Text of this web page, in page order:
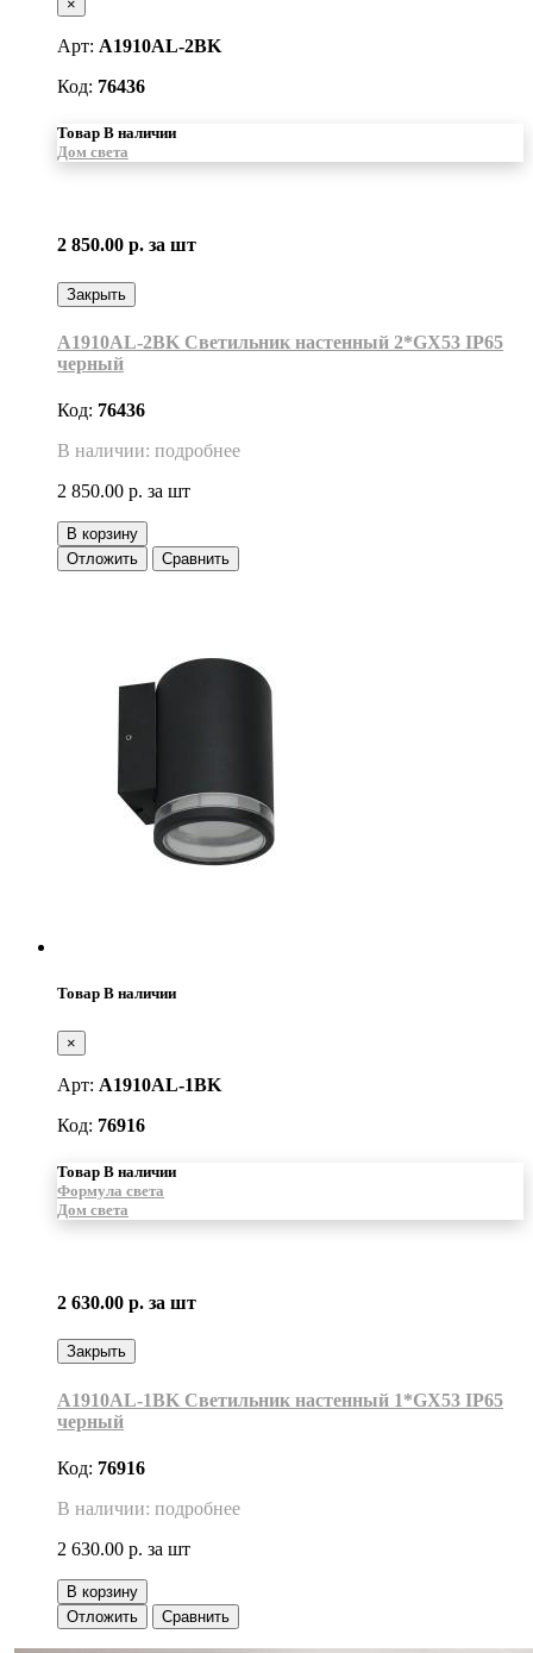
×
Арт: A1910AL-2BK
Код: 76436
Товар В наличии
Дом света
2 850.00 р. за шт
Закрыть
A1910AL-2BK Светильник настенный 2*GX53 IP65
черный
Код: 76436
В наличии: подробнее
2 850.00 р. за шт
В корзину
Отложить
Сравнить
Товар В наличии
×
Арт: A1910AL-1BK
Код: 76916
Товар В наличии
Формула света
Дом света
2 630.00 р. за шт
Закрыть
A1910AL-1BK Светильник настенный 1*GX53 IP65
черный
Код: 76916
В наличии: подробнее
2 630.00 р. за шт
В корзину
Отложить
Сравнить